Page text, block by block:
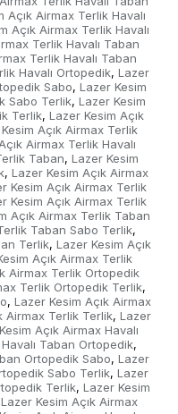
Açık Airmax Terlik Havalı
Açık Airmax Terlik Havalı
Terlik Havalı Taban
Terlik Havalı Taban
Havalı Ortopedik, Lazer
Sabo, Lazer Kesim
Sabo Terlik, Lazer Kesim
Terlik, Lazer Kesim Açık
Açık Airmax Terlik
Airmax Terlik Havalı
Taban, Lazer Kesim
, Lazer Kesim Açık Airmax
Kesim Açık Airmax Terlik
Kesim Açık Airmax Terlik
Açık Airmax Terlik Taban
Taban Sabo Terlik,
Terlik, Lazer Kesim Açık
Açık Airmax Terlik
Airmax Terlik Ortopedik
Terlik Ortopedik Terlik,
, Lazer Kesim Açık Airmax
Airmax Terlik Terlik, Lazer
Açık Airmax Havalı
Taban Ortopedik,
Ortopedik Sabo, Lazer
Sabo Terlik, Lazer
Terlik, Lazer Kesim
Lazer Kesim Açık Airmax